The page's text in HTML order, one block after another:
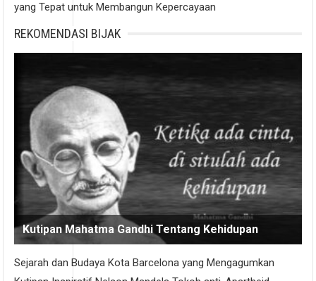
yang Tepat untuk Membangun Kepercayaan
REKOMENDASI BIJAK
Kutipan Mahatma Gandhi Tentang Kehidupan
Sejarah dan Budaya Kota Barcelona yang Mengagumkan